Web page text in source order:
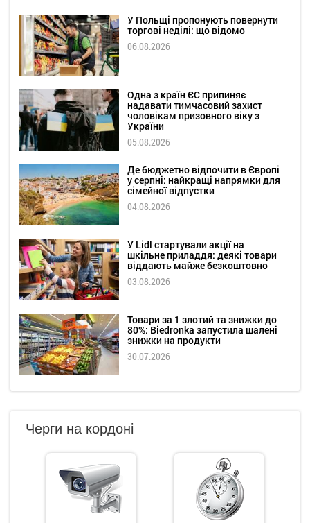
У Польщі пропонують повернути
торгові неділі: що відомо
06.08.2026
Одна з країн ЄС припиняє
надавати тимчасовий захист
чоловікам призовного віку з
України
05.08.2026
Де бюджетно відпочити в Європі
у серпні: найкращі напрямки для
сімейної відпустки
04.08.2026
У Lidl стартували акції на
шкільне приладдя: деякі товари
віддають майже безкоштовно
03.08.2026
Товари за 1 злотий та знижки до
80%: Biedronka запустила шалені
знижки на продукти
30.07.2026
Черги на кордоні